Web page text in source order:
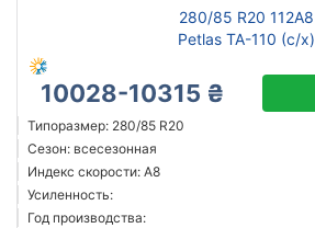
280/85 R20 112A8
Petlas TA-110 (с/х)
10028-10315 ₴
Типоразмер: 280/85 R20
Сезон: всесезонная
Индекс скорости: A8
Усиленность:
Год производства:
Starmaxx
Все бренды
Тип транспортного средства
Усиленная шина